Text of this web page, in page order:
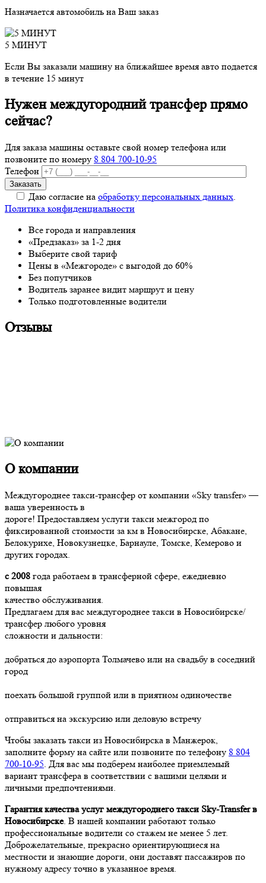
Назначается автомобиль на Ваш заказ
5 МИНУТ
Если Вы заказали машину на ближайшее время авто подается
в течение 15 минут
Нужен междугородний трансфер прямо
сейчас?
Для заказа машины оставьте свой номер телефона или
позвоните по номеру 8 804 700-10-95
Телефон
Даю согласие на обработку персональных данных.
Политика конфиденциальности
Все города и направления
«Предзаказ» за 1-2 дня
Выберите свой тариф
Цены в «Межгороде» с выгодой до 60%
Без попутчиков
Водитель заранее видит маршрут и цену
Только подготовленные водители
Отзывы
О компании
Междугороднее такси-трансфер от компании «Sky transfer» —
ваша уверенность в
дороге! Предоставляем услуги такси межгород по
фиксированной стоимости за км в Новосибирске, Абакане,
Белокурихе, Новокузнецке, Барнауле, Томске, Кемерово и
других городах.
с 2008 года работаем в трансферной сфере, ежедневно
повышая
качество обслуживания.
Предлагаем для вас междугороднее такси в Новосибирске/
трансфер любого уровня
сложности и дальности:
добраться до аэропорта Толмачево или на свадьбу в соседний
город
поехать большой группой или в приятном одиночестве
отправиться на экскурсию или деловую встречу
Чтобы заказать такси из Новосибирска в Манжерок,
заполните форму на сайте или позвоните по телефону 8 804
700-10-95. Для вас мы подберем наиболее приемлемый
вариант трансфера в соответствии с вашими целями и
личными предпочтениями.
Гарантия качества услуг междугороднего такси Sky-Transfer в
Новосибирске. В нашей компании работают только
профессиональные водители со стажем не менее 5 лет.
Доброжелательные, прекрасно ориентирующиеся на
местности и знающие дороги, они доставят пассажиров по
нужному адресу точно в указанное время.